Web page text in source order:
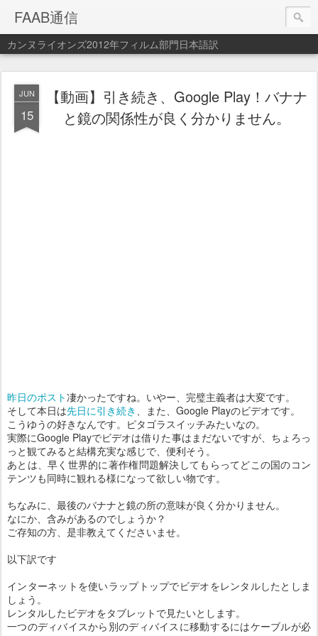
FAAB通信
カンヌライオンズ2012年フィルム部門日本語訳
JUN
15
【動画】引き続き、Google Play！バナナ
と鏡の関係性が良く分かりません。
昨日のポスト凄かったですね。いやー、完璧主義者は大変です。
そして本日は先日に引き続き 、また、Google Playのビデオです。
こうゆうの好きなんです。ピタゴラスイッチみたいなの。
実際にGoogle Playでビデオは借りた事はまだないですが、ちょろっ
っと観てみると結構充実な感じで、便利そう。
あとは、早く世界的に著作権問題解決してもらってどこの国のコン
テンツも同時に観れる様になって欲しい物です。
ちなみに、最後のバナナと鏡の所の意味が良く分かりません。
なにか、含みがあるのでしょうか？
ご存知の方、是非教えてくださいませ。
以下訳です
インターネットを使いラップトップでビデオをレンタルしたとしま
しょう。
レンタルしたビデオをタブレットで見たいとします。
一つのディバイスから別のディバイスに移動するにはケーブルが必